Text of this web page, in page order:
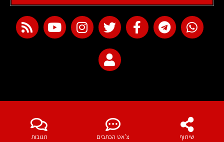
שיתוף צ'אט הכתבים תגובות
web development